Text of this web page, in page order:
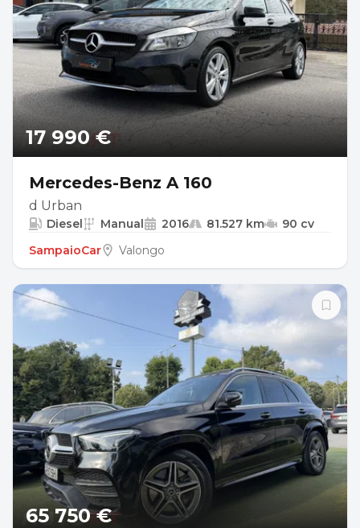
17 990 €
Mercedes-Benz A 160
d Urban
Diesel Manual 2016 81.527 km
90 cv
SampaioCar
Valongo
65 750 €